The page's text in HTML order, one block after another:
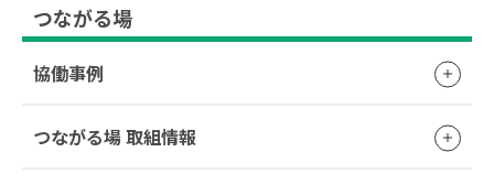
つながる場
協働事例
つながる場 取組情報